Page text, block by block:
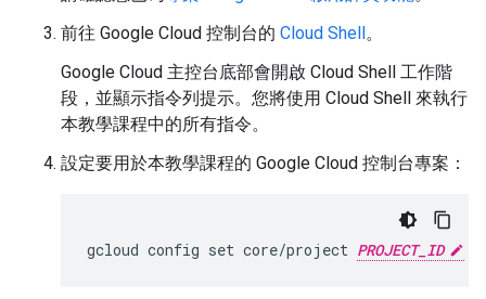
前往 Google Cloud 控制台的 Cloud Shell。
Google Cloud 主控台底部會開啟 Cloud Shell 工作階
段，並顯示指令列提示。您將使用 Cloud Shell 來執行
本教學課程中的所有指令。
設定要用於本教學課程的 Google Cloud 控制台專案：
gcloud config set core/project PROJECT_ID